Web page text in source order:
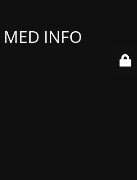
INFO